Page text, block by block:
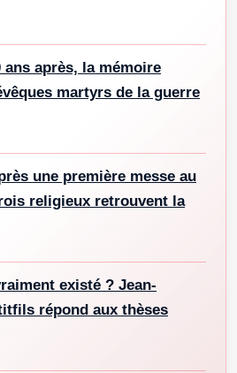
ans après, la mémoire
martyrs de la guerre
une première messe au
religieux retrouvent la
existé ? Jean-
répond aux thèses